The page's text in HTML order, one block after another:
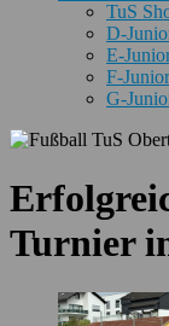
TuS
D-
E-
F-
G-
Turnier